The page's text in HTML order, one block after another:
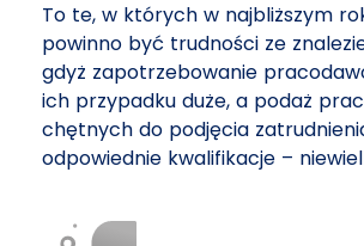
To te, w których w najbliższym
powinno być trudności ze
gdyż zapotrzebowanie
ich przypadku duże, a podaż
chętnych do podjęcia
odpowiednie kwalifikacje –